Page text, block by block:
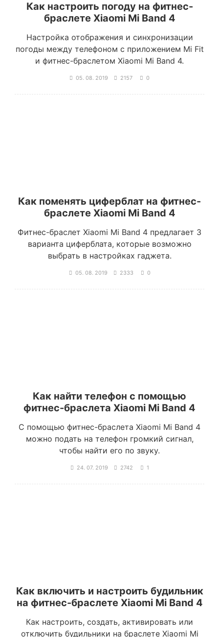
Как настроить погоду на фитнес-
браслете Xiaomi Mi Band 4
Настройка отображения и синхронизации
погоды между телефоном с приложением Mi Fit
и фитнес-браслетом Xiaomi Mi Band 4.
05. 08. 2019 2157 0
Как поменять циферблат на фитнес-
браслете Xiaomi Mi Band 4
Фитнес-браслет Xiaomi Mi Band 4 предлагает 3
варианта циферблата, которые возможно
выбрать в настройках гаджета.
05. 08. 2019 2333 0
Как найти телефон с помощью
фитнес-браслета Xiaomi Mi Band 4
С помощью фитнес-браслета Xiaomi Mi Band 4
можно подать на телефон громкий сигнал,
чтобы найти его по звуку.
24. 07. 2019 2742 1
Как включить и настроить будильник
на фитнес-браслете Xiaomi Mi Band 4
Как настроить, создать, активировать или
отключить будильники на браслете Xiaomi Mi